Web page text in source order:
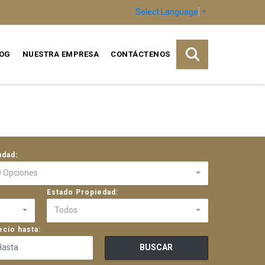
Select Language ▼
NUESTRA EMPRESA CONTÁCTENOS
Opciones
Estado Propiedad:
Todos
hasta:
BUSCAR